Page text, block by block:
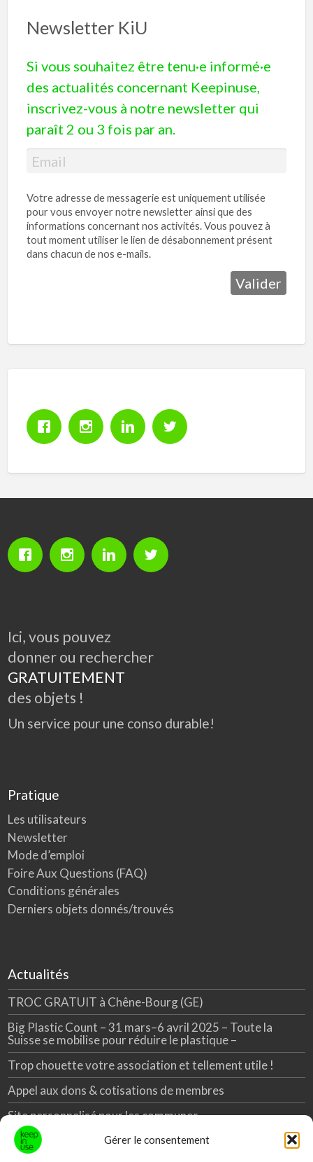
Gérer le consentement
Newsletter KiU
Si vous souhaitez être tenu·e informé·e
des actualités concernant Keepinuse,
inscrivez-vous à notre newsletter qui
paraît 2 ou 3 fois par an.
Votre adresse de messagerie est uniquement utilisée
pour vous envoyer notre newsletter ainsi que des
informations concernant nos activités. Vous pouvez à
tout moment utiliser le lien de désabonnement présent
dans chacun de nos e-mails.
Ici, vous pouvez
donner ou rechercher
GRATUITEMENT
des objets !
Un service pour une conso durable!
Pratique
Les utilisateurs
Newsletter
Mode d’emploi
Foire Aux Questions (FAQ)
Conditions générales
Derniers objets donnés/trouvés
Actualités
TROC GRATUIT à Chêne-Bourg (GE)
Big Plastic Count – 31 mars–6 avril 2025 – Toute la
Suisse se mobilise pour réduire le plastique –
Trop chouette votre association et tellement utile !
Appel aux dons & cotisations de membres
Site personnalisé pour les communes